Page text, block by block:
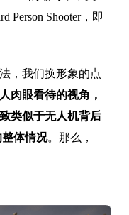
Person Shooter，即
，我们换形象的点
肉眼看待的视角，
类似于无人机背后
体情况。那么，